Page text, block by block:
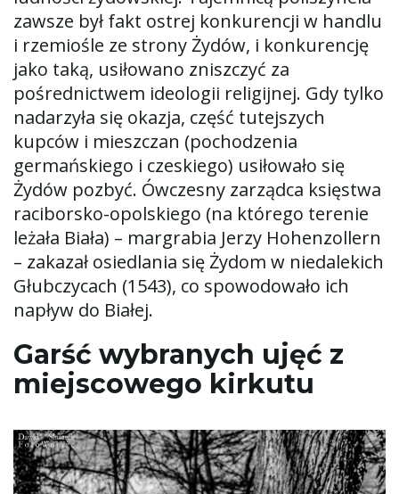
zawsze był fakt ostrej konkurencji w handlu
i rzemiośle ze strony Żydów, i konkurencję
jako taką, usiłowano zniszczyć za
pośrednictwem ideologii religijnej. Gdy tylko
nadarzyła się okazja, część tutejszych
kupców i mieszczan (pochodzenia
germańskiego i czeskiego) usiłowało się
Żydów pozbyć. Ówczesny zarządca księstwa
raciborsko-opolskiego (na którego terenie
leżała Biała) – margrabia Jerzy Hohenzollern
– zakazał osiedlania się Żydom w niedalekich
Głubczycach (1543), co spowodowało ich
napływ do Białej.
Garść wybranych ujęć z
miejscowego kirkutu